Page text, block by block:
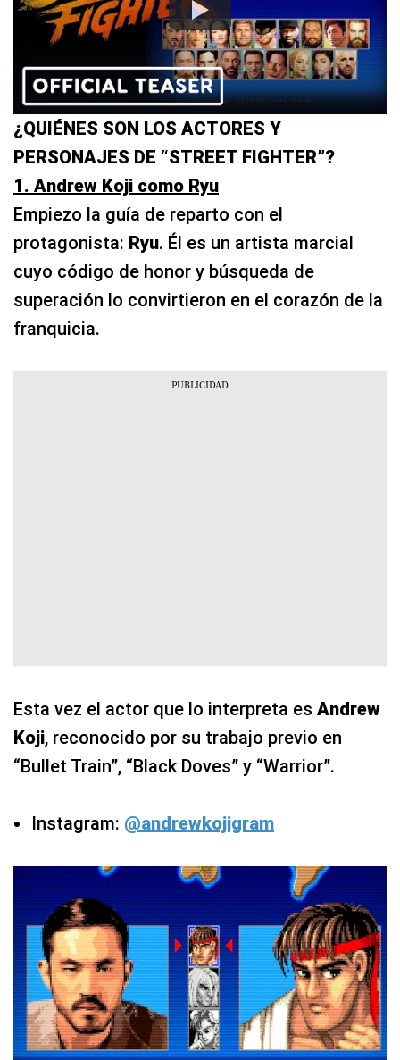
¿QUIÉNES SON LOS ACTORES Y
PERSONAJES DE “STREET FIGHTER”?
1. Andrew Koji como Ryu
Empiezo la guía de reparto con el
protagonista: Ryu. Él es un artista marcial
cuyo código de honor y búsqueda de
superación lo convirtieron en el corazón de la
franquicia.
Esta vez el actor que lo interpreta es Andrew
Koji, reconocido por su trabajo previo en
“Bullet Train”, “Black Doves” y “Warrior”.
Instagram: @andrewkojigram